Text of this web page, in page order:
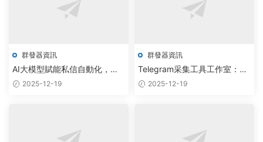
群發器資訊
AI大模型賦能私信自動化，雲
原生軟件實現批量拉人效率倍
2025-12-19
群發器資訊
Telegram采集工具工作室：AI
調度引擎驅動批量加群機器人
2025-12-19